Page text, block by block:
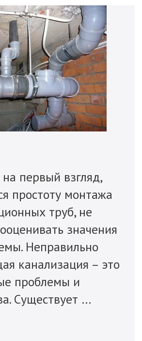
первый взгляд,
простоту монтажа
труб, не
значения
Неправильно
канализация – это
проблемы и
Существует …